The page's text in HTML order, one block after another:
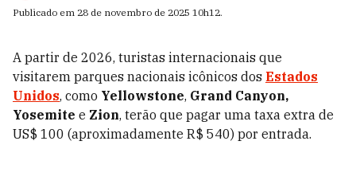
Publicado em 28 de novembro de 2025 10h12.
A partir de 2026, turistas internacionais que
visitarem parques nacionais icônicos dos Estados
Unidos, como Yellowstone, Grand Canyon,
Yosemite e Zion, terão que pagar uma taxa extra de
US$ 100 (aproximadamente R$ 540) por entrada.